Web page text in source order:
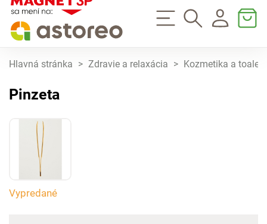
Hlavná stránka > Zdravie a relaxácia > Kozmetika a
Pinzeta
Vypredané